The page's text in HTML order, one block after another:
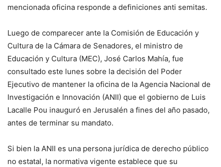
mencionada oficina responde a definiciones anti semitas.
Luego de comparecer ante la Comisión de Educación y
Cultura de la Cámara de Senadores, el ministro de
Educación y Cultura (MEC), José Carlos Mahía, fue
consultado este lunes sobre la decisión del Poder
Ejecutivo de mantener la oficina de la Agencia Nacional de
Investigación e Innovación (ANII) que el gobierno de Luis
Lacalle Pou inauguró en Jerusalén a fines del año pasado,
antes de terminar su mandato.
Si bien la ANII es una persona jurídica de derecho público
no estatal, la normativa vigente establece que su